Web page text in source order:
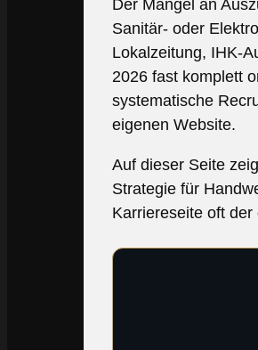
Der Mangel an
Sanitär- oder
Lokalzeitung, IHK-
2026 fast komplett
systematische
eigenen Website.
Auf dieser Seite
Strategie für
Karriereseite oft